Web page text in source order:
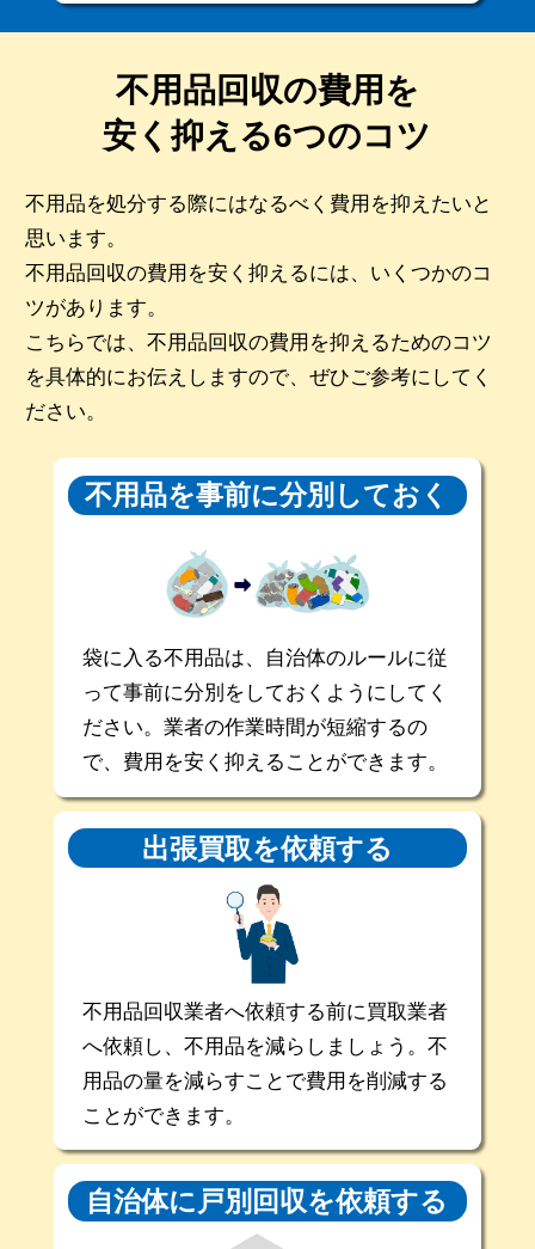
不用品回収の費用を
安く抑える6つのコツ
不用品を処分する際にはなるべく費用を抑えたいと
思います。
不用品回収の費用を安く抑えるには、いくつかのコ
ツがあります。
こちらでは、不用品回収の費用を抑えるためのコツ
を具体的にお伝えしますので、ぜひご参考にしてく
ださい。
不用品を事前に分別しておく
袋に入る不用品は、自治体のルールに従
って事前に分別をしておくようにしてく
ださい。業者の作業時間が短縮するの
で、費用を安く抑えることができます。
出張買取を依頼する
不用品回収業者へ依頼する前に買取業者
へ依頼し、不用品を減らしましょう。不
用品の量を減らすことで費用を削減する
ことができます。
自治体に戸別回収を依頼する